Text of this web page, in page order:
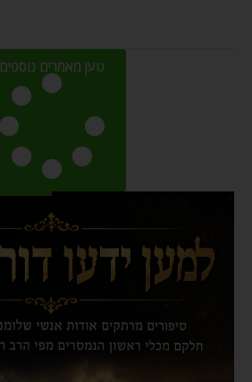
טען מאמרים נוספים